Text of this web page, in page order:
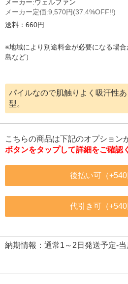
メーカー:ウェルファン
メーカー定価:9,570円(37.4%OFF!!)
送料：660円
※地域により別途料金が必要になる場
島など）
パイルなので肌触りよく吸汗性
型。
こちらの商品は下記のオプション
ボタンをタップして詳細をご確認
後払い可（
代引き可（
納期情報：通常1～2日発送予定-当